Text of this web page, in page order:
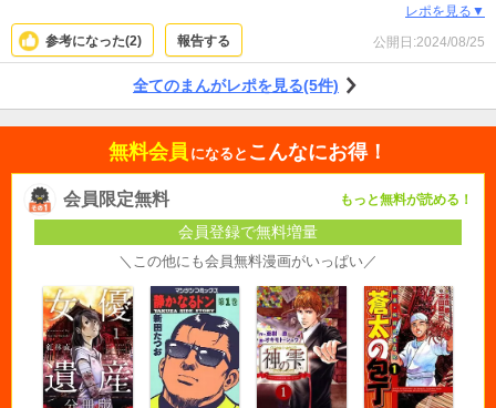
レポを見る▼
参考になった(2) 報告する 公開日:2024/08/25
全てのまんがレポを見る(5件)
無料会員 になると こんなにお得！
会員限定無料 もっと無料が読める！
会員登録で無料増量
＼この他にも会員無料漫画がいっぱい／